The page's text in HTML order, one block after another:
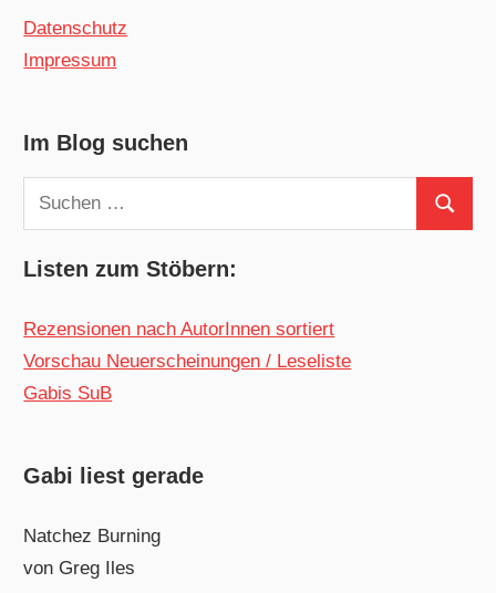
Datenschutz
Impressum
Im Blog suchen
Suchen
nach:
Suchen
Listen zum Stöbern:
Rezensionen nach AutorInnen sortiert
Vorschau Neuerscheinungen / Leseliste
Gabis SuB
Gabi liest gerade
Natchez Burning
von Greg Iles